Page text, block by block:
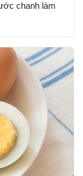
chanh làm